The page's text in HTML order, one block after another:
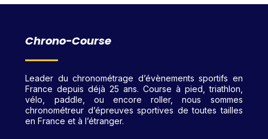
Chrono-Course
Leader du chronométrage d’évènements sportifs en
France depuis déjà 25 ans. Course à pied, triathlon,
vélo, paddle, ou encore roller, nous sommes
chronométreur d’épreuves sportives de toutes tailles
en France et à l’étranger.